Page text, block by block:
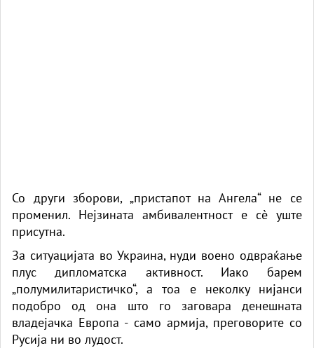
Со други зборови, „пристапот на Ангела“ не се
променил. Нејзината амбивалентност е сè уште
присутна.
За ситуацијата во Украина, нуди воено одвраќање
плус дипломатска активност. Иако барем
„полумилитаристичко“, а тоа е неколку нијанси
подобро од она што го заговара денешната
владејачка Европа - само армија, преговорите со
Русија ни во лудост.